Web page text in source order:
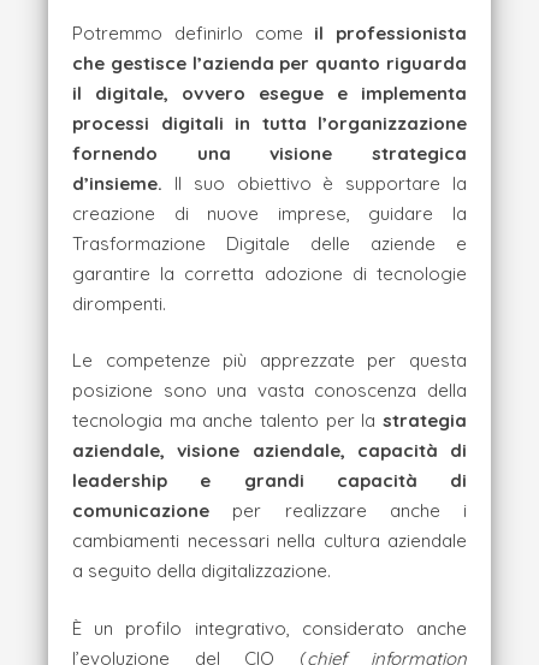
Potremmo definirlo come il professionista
che gestisce l’azienda per quanto riguarda
il digitale, ovvero esegue e implementa
processi digitali in tutta l’organizzazione
fornendo una visione strategica
d’insieme. Il suo obiettivo è supportare la
creazione di nuove imprese, guidare la
Trasformazione Digitale delle aziende e
garantire la corretta adozione di tecnologie
dirompenti.
Le competenze più apprezzate per questa
posizione sono una vasta conoscenza della
tecnologia ma anche talento per la strategia
aziendale, visione aziendale, capacità di
leadership e grandi capacità di
comunicazione per realizzare anche i
cambiamenti necessari nella cultura aziendale
a seguito della digitalizzazione.
È un profilo integrativo, considerato anche
l’evoluzione del CIO (chief information